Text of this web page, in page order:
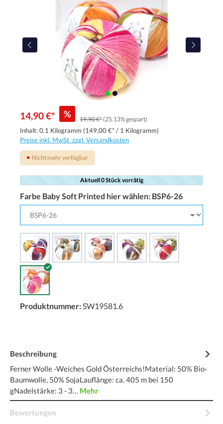
14,90 €* % 19,90 €*(25.13% gespart)
Inhalt:0.1 Kilogramm (149,00 €* / 1 Kilogramm)
Preise inkl. MwSt. zzgl. Versandkosten
Nicht mehr verfügbar
Aktuell 0 Stück vorrätig
Farbe Baby Soft Printed hier wählen: BSP6-26
Produktnummer: SW19581.6
Beschreibung
Ferner Wolle -Weiches Gold Österreichs!Material: 50% Bio-
Baumwolle, 50% SojaLauflänge: ca. 405 m bei 150
gNadelstärke: 3 - 3… Mehr
Bewertungen